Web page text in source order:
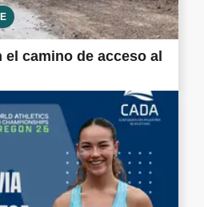
camino de acceso al